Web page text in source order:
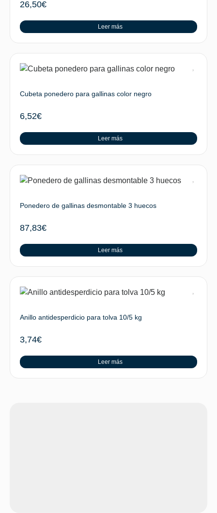
26,50€
Leer más
Cubeta ponedero para gallinas color negro
6,52€
Leer más
Ponedero de gallinas desmontable 3 huecos
87,83€
Leer más
Anillo antidesperdicio para tolva 10/5 kg
3,74€
Leer más